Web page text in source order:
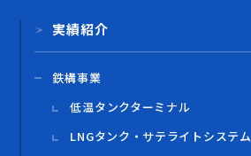
実績紹介
鉄構事業
低温タンクターミナル
LNGタンク・サテライトシステム